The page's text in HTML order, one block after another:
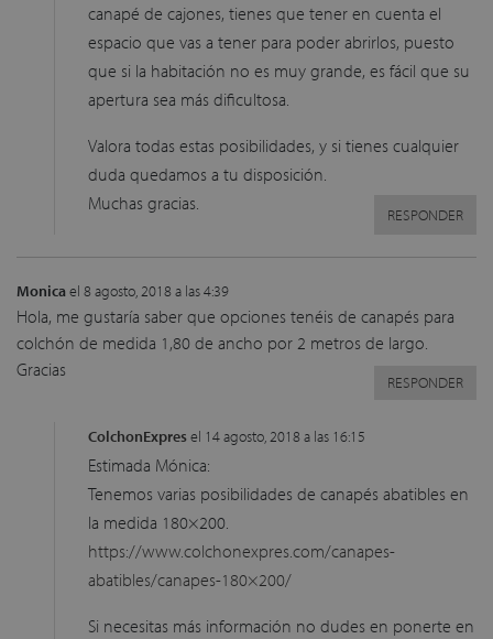
canapé de cajones, tienes que tener en cuenta el
espacio que vas a tener para poder abrirlos, puesto
que si la habitación no es muy grande, es fácil que su
apertura sea más dificultosa.
Valora todas estas posibilidades, y si tienes cualquier
duda quedamos a tu disposición.
Muchas gracias.
RESPONDER
Monicael 8 agosto, 2018 a las 4:39
Hola, me gustaría saber que opciones tenéis de canapés para
colchón de medida 1,80 de ancho por 2 metros de largo.
Gracias
RESPONDER
ColchonExpresel 14 agosto, 2018 a las 16:15
Estimada Mónica:
Tenemos varias posibilidades de canapés abatibles en
la medida 180×200.
https://www.colchonexpres.com/canapes-
abatibles/canapes-180×200/
Si necesitas más información no dudes en ponerte en